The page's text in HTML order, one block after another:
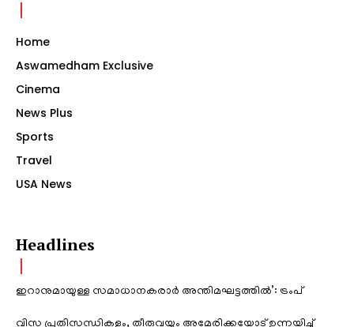
Home
Aswamedham Exclusive
Cinema
News Plus
Sports
Travel
USA News
Headlines
ഇറാനുമായുള്ള സമാധാനകരാർ അന്തിമഘട്ടത്തിൽ‌’: ട്രംപ്
വിസ പ്രതിസന്ധികളും, തീരുവയും അമേരിക്കയോട് ഉന്നയിച്ച്